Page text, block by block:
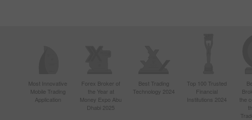
Most Innovative
Mobile Trading
Application
Forex Broker of
the Year at
Money Expo Abu
Dhabi 2025
Best Trading
Technology 2024
Top 100 Trusted
Financial
Institutions 2024
the